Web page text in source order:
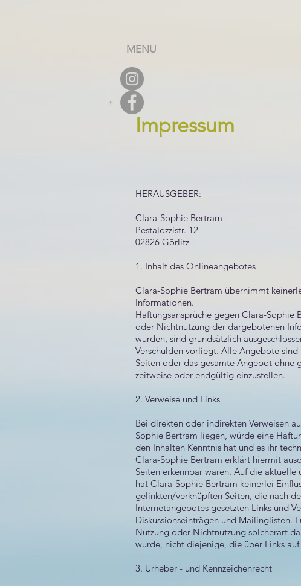
MENU
Impressum
HERAUSGEBER:
Clara-Sophie Bertram
Pestalozzistr. 12
02826 Görlitz
1. Inhalt des Onlineangebotes
Clara-Sophie Bertram übernimmt
Informationen.
Haftungsansprüche gegen Clara-
oder Nichtnutzung der dargebotenen
wurden, sind grundsätzlich
Verschulden vorliegt. Alle Angebote
Seiten oder das gesamte Angebot ohne
zeitweise oder endgültig einzustellen.
2. Verweise und Links
Bei direkten oder indirekten Verweisen
Sophie Bertram liegen, würde eine
den Inhalten Kenntnis hat und es ihr
Clara-Sophie Bertram erklärt hiermit
Seiten erkennbar waren. Auf die
hat Clara-Sophie Bertram keinerlei
gelinkten/verknüpften Seiten, die nach
Internetangebotes gesetzten Links und
Diskussionseinträgen und Mailinglisten.
Nutzung oder Nichtnutzung solcherart
wurde, nicht diejenige, die über Links
3. Urheber - und Kennzeichenrecht